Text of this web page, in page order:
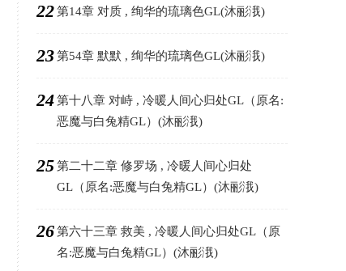
22第14章 对质 , 绚华的琉璃色GL(沐彨涐)
23第54章 默默 , 绚华的琉璃色GL(沐彨涐)
24第十八章 对峙 , 冷暖人间心归处GL（原名:
恶魔与白兔精GL）(沐彨涐)
25第二十二章 修罗场 , 冷暖人间心归处
GL（原名:恶魔与白兔精GL）(沐彨涐)
26第六十三章 救美 , 冷暖人间心归处GL（原
名:恶魔与白兔精GL）(沐彨涐)